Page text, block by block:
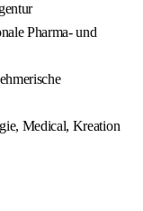
Pharma- und
Medical, Kreation